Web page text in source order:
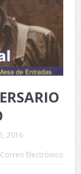
2016
Correo Electrónico